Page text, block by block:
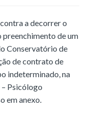
a decorrer o
de um
Conservatório de
de contrato de
indeterminado, na
Psicólogo
em anexo.